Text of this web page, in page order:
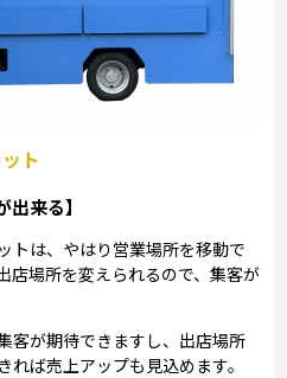
ト
出来る】
トは、やはり営業場所を移動で
店場所を変えられるので、集客が
客が期待できますし、出店場所
ば売上アップも見込めます。